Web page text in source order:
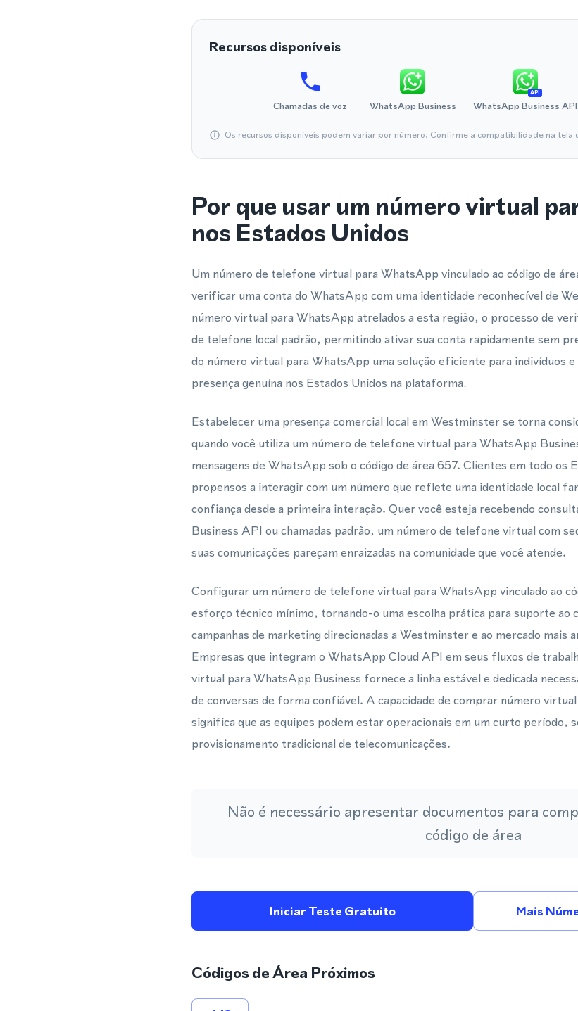
Recursos disponíveis
Chamadas de voz WhatsApp Business
API
WhatsApp Business API
Os recursos disponíveis podem variar por número. Confirme a compatibilidade na tela
Por que usar um número virtual
nos Estados Unidos
Um número de telefone virtual para WhatsApp vinculado ao código de
verificar uma conta do WhatsApp com uma identidade reconhecível de
número virtual para WhatsApp atrelados a esta região, o processo de
de telefone local padrão, permitindo ativar sua conta rapidamente sem
do número virtual para WhatsApp uma solução eficiente para indivíduos e
presença genuína nos Estados Unidos na plataforma.
Estabelecer uma presença comercial local em Westminster se torna
quando você utiliza um número de telefone virtual para WhatsApp
mensagens de WhatsApp sob o código de área 657. Clientes em todo os
propensos a interagir com um número que reflete uma identidade local
confiança desde a primeira interação. Quer você esteja recebendo
Business API ou chamadas padrão, um número de telefone virtual com
suas comunicações pareçam enraizadas na comunidade que você atende.
Configurar um número de telefone virtual para WhatsApp vinculado ao
esforço técnico mínimo, tornando-o uma escolha prática para suporte ao
campanhas de marketing direcionadas a Westminster e ao mercado mais
Empresas que integram o WhatsApp Cloud API em seus fluxos de
virtual para WhatsApp Business fornece a linha estável e dedicada
de conversas de forma confiável. A capacidade de comprar número
significa que as equipes podem estar operacionais em um curto período,
provisionamento tradicional de telecomunicações.
Não é necessário apresentar documentos para
código de área
Iniciar Teste Gratuito Mais
Códigos de Área Próximos